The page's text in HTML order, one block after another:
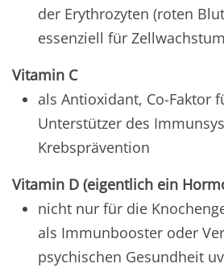
der Erythrozyten (roten
essenziell für
Vitamin C
als Antioxidant, Co-Faktor
Unterstützer des
Krebsprävention
Vitamin D (eigentlich ein
nicht nur für die
als Immunbooster oder
psychischen Gesundheit